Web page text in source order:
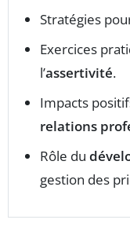
Stratégies
Exercices
l’assertivité.
Impacts
relations
Rôle du
gestion des